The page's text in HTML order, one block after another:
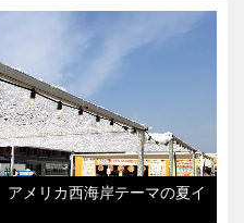
メリカ西海岸テーマの夏イ